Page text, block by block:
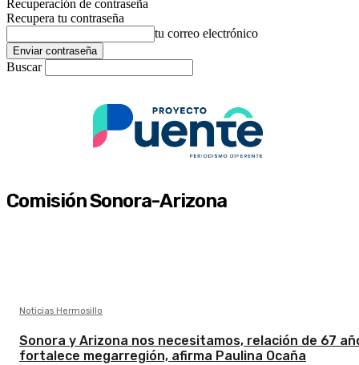
Recuperación de contraseña
Recupera tu contraseña
tu correo electrónico
Buscar
Comisión Sonora-Arizona
Noticias Hermosillo
Sonora y Arizona nos necesitamos, relación de 67
fortalece megarregión, afirma Paulina Ocaña